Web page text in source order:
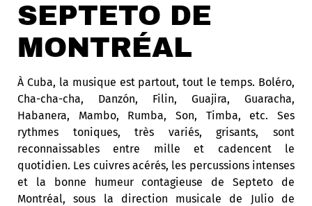
SEPTETO DE
MONTRÉAL
À Cuba, la musique est partout, tout le temps. Boléro,
Cha-cha-cha, Danzón, Filin, Guajira, Guaracha,
Habanera, Mambo, Rumba, Son, Timba, etc. Ses
rythmes toniques, très variés, grisants, sont
reconnaissables entre mille et cadencent le
quotidien. Les cuivres acérés, les percussions intenses
et la bonne humeur contagieuse de Septeto de
Montréal, sous la direction musicale de Julio de